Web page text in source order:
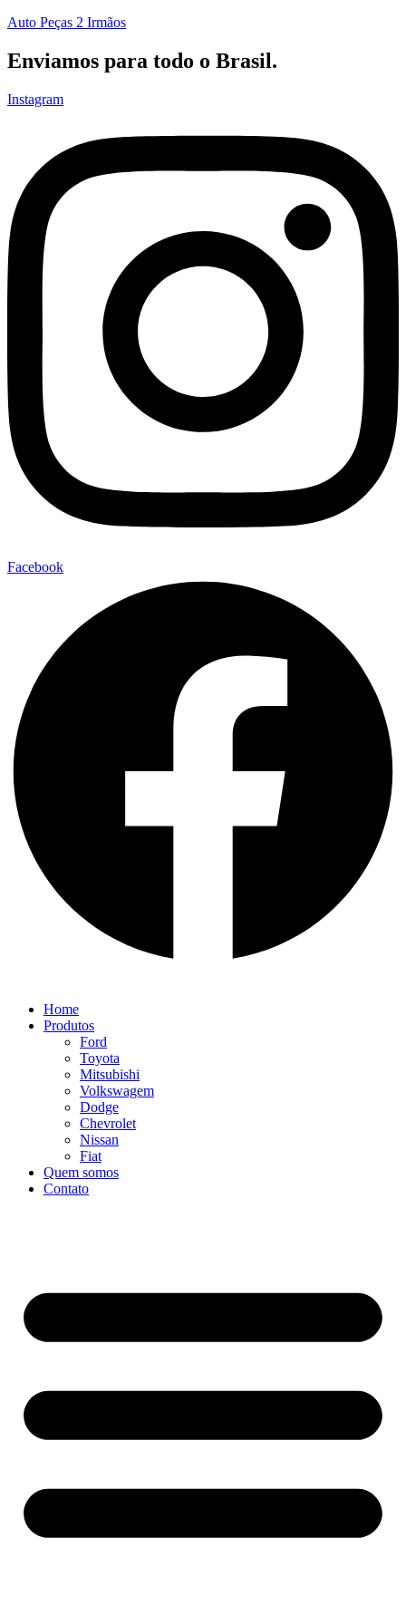
Auto Peças 2 Irmãos
Enviamos para todo o Brasil.
Instagram
Facebook
Home
Produtos
Ford
Toyota
Mitsubishi
Volkswagem
Dodge
Chevrolet
Nissan
Fiat
Quem somos
Contato